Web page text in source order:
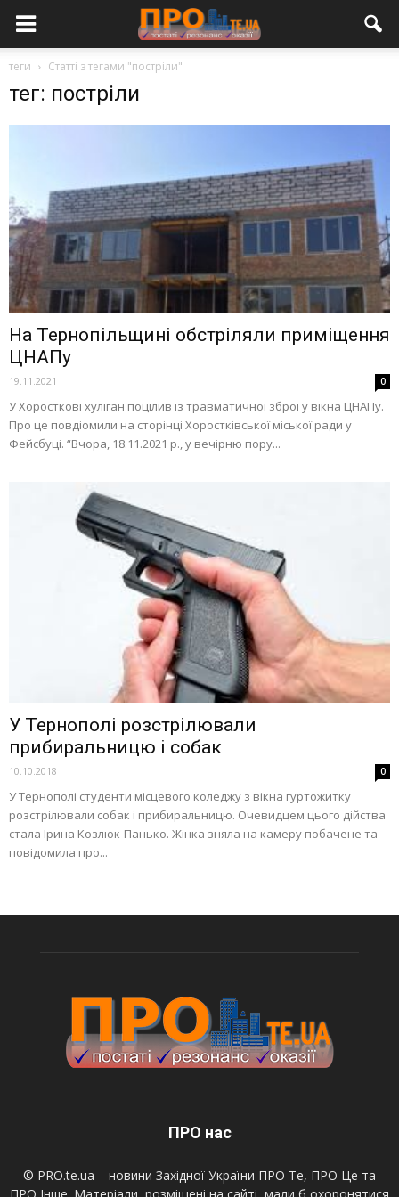
теги Статті з тегами "постріли"
тег: постріли
На Тернопільщині обстріляли приміщення
ЦНАПу
19.11.2021 0
У Хоросткові хуліган поцілив із травматичної зброї у вікна ЦНАПу.
Про це повдіомили на сторінці Хоростківської міської ради у
Фейсбуці. “Вчора, 18.11.2021 р., у вечірню пору...
У Тернополі розстрілювали
прибиральницю і собак
10.10.2018 0
У Тернополі студенти місцевого коледжу з вікна гуртожитку
розстрілювали собак і прибиральницю. Очевидцем цього дійства
стала Ірина Козлюк-Панько. Жінка зняла на камеру побачене та
повідомила про...
ПРО нас
© PRO.te.ua – новини Західної України ПРО Те, ПРО Це та